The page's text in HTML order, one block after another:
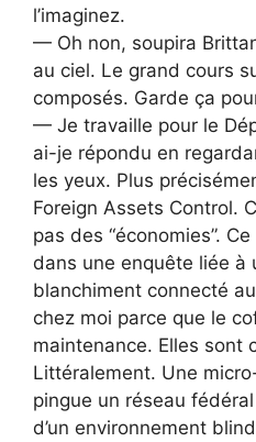
l’imaginez.
— Oh non, soupira
au ciel. Le grand cours
composés. Garde ça
— Je travaille pour le
ai-je répondu en
les yeux. Plus
Foreign Assets Control.
pas des “économies”.
dans une enquête liée à
blanchiment connecté
chez moi parce que le
maintenance. Elles sont
Littéralement. Une
pingue un réseau
d’un environnement